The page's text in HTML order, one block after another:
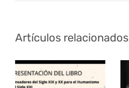
Artículos relacionados